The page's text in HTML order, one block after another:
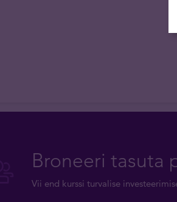
Broneeri tasuta
Vii end kurssi turvalise